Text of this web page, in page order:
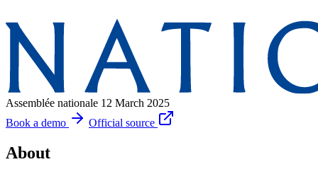
Assemblée nationale 12 March 2025
Book a demo
Official source
About